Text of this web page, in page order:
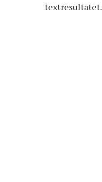
textresultatet.